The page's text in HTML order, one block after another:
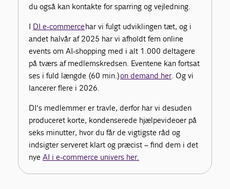
du også kan kontakte for sparring og vejledning.
I DI e-commercehar vi fulgt udviklingen tæt, og i
andet halvår af 2025 har vi afholdt fem online
events om AI-shopping med i alt 1.000 deltagere
på tværs af medlemskredsen. Eventene kan fortsat
ses i fuld længde (60 min.)on demand her. Og vi
lancerer flere i 2026.
DI's medlemmer er travle, derfor har vi desuden
produceret korte, kondenserede hjælpevideoer på
seks minutter, hvor du får de vigtigste råd og
indsigter serveret klart og præcist – find dem i det
nyeAI i e-commerce univers her.